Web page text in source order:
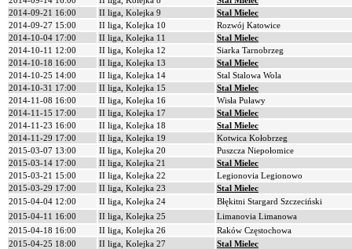
2014-09-21 16:00
II liga, Kolejka 9
Stal Mielec
2014-09-27 15:00
II liga, Kolejka 10
Rozwój Katowice
2014-10-04 17:00
II liga, Kolejka 11
Stal Mielec
2014-10-11 12:00
II liga, Kolejka 12
Siarka Tarnobrzeg
2014-10-18 16:00
II liga, Kolejka 13
Stal Mielec
2014-10-25 14:00
II liga, Kolejka 14
Stal Stalowa Wola
2014-10-31 17:00
II liga, Kolejka 15
Stal Mielec
2014-11-08 16:00
II liga, Kolejka 16
Wisła Puławy
2014-11-15 17:00
II liga, Kolejka 17
Stal Mielec
2014-11-23 16:00
II liga, Kolejka 18
Stal Mielec
2014-11-29 17:00
II liga, Kolejka 19
Kotwica Kołobrzeg
2015-03-07 13:00
II liga, Kolejka 20
Puszcza Niepołomice
2015-03-14 17:00
II liga, Kolejka 21
Stal Mielec
2015-03-21 15:00
II liga, Kolejka 22
Legionovia Legionowo
2015-03-29 17:00
II liga, Kolejka 23
Stal Mielec
2015-04-04 12:00
II liga, Kolejka 24
Błękitni Stargard Szczeciński
2015-04-11 16:00
II liga, Kolejka 25
Limanovia Limanowa
2015-04-18 16:00
II liga, Kolejka 26
Raków Częstochowa
2015-04-25 18:00
II liga, Kolejka 27
Stal Mielec